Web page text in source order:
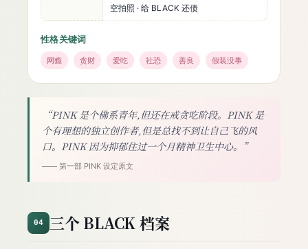
空拍照 · 给 BLACK 还债
性格关键词
网瘾 贪财 爱吃 社恐 善良 假装没事
“PINK 是个佛系青年,但还在戒贪吃阶段。PINK 是
个有理想的独立创作者,但是总找不到让自己飞的风
口。PINK 因为抑郁住过一个月精神卫生中心。”
—— 第一部 PINK 设定原文
04 三个 BLACK 档案